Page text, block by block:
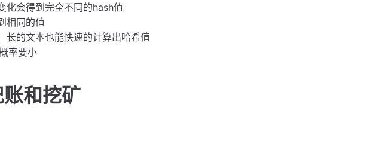
化会得到完全不同的hash值
相同的值
长的文本也能快速的计算出哈希值
率要小
和挖矿